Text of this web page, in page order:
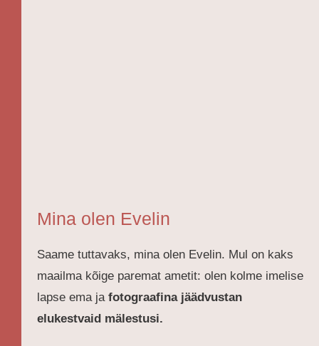
Mina olen Evelin
Saame tuttavaks, mina olen Evelin. Mul on kaks
maailma kõige paremat ametit: olen kolme imelise
lapse ema jafotograafina jäädvustan
elukestvaid mälestusi.